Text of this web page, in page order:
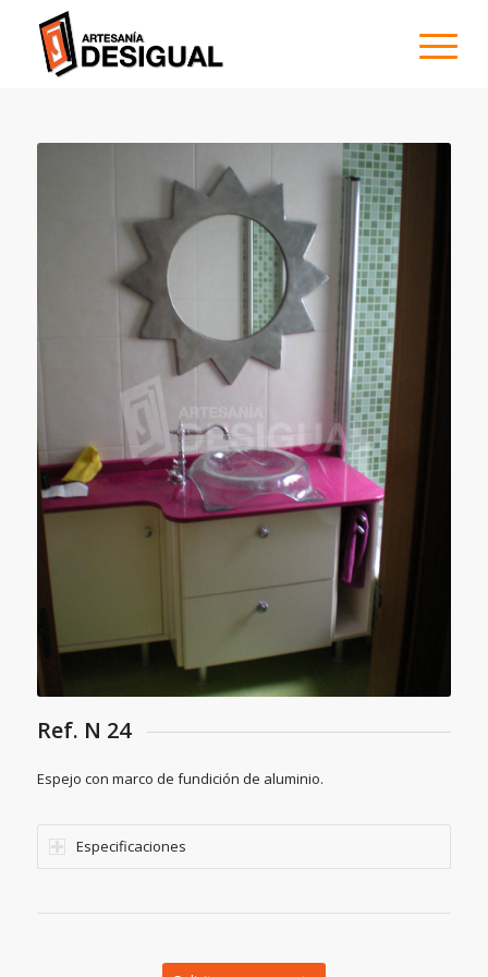
Ref. N 24
Espejo con marco de fundición de aluminio.
Especificaciones